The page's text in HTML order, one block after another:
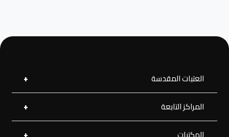
العتبات المقدسة
العتبة العلوية المقدسة
العتبة الحسينية المقدسة
المراكز التابعة